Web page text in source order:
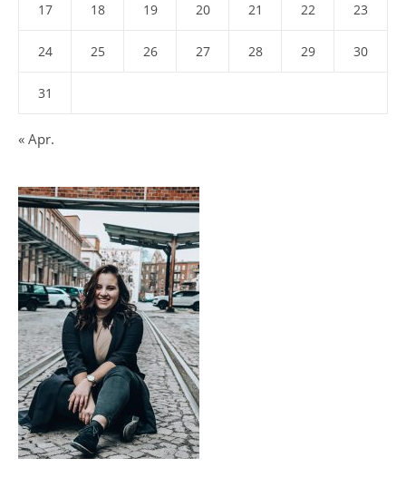
17 18 19 20 21 22 23
24 25 26 27 28 29 30
31
« Apr.